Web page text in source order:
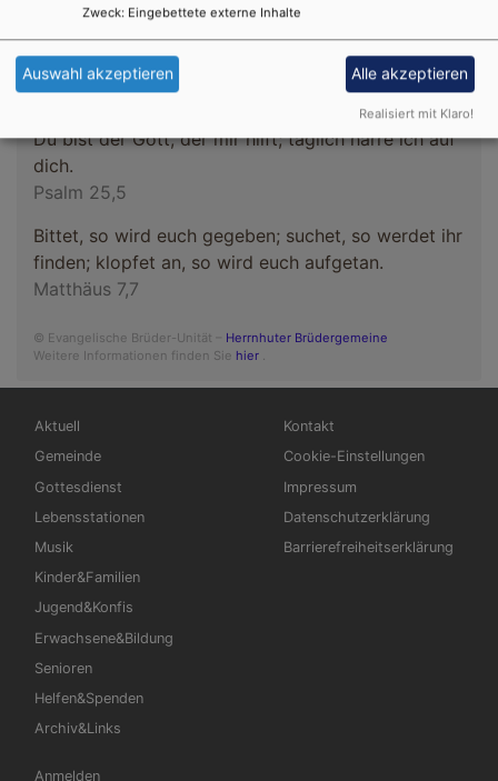
Tageslosung
Du bist der Gott, der mir hilft; täglich harre ich auf
dich.
Psalm 25,5
Bittet, so wird euch gegeben; suchet, so werdet ihr
finden; klopfet an, so wird euch aufgetan.
Matthäus 7,7
© Evangelische Brüder-Unität – Herrnhuter Brüdergemeine
Weitere Informationen finden Sie hier .
Hauptnavigation
Aktuell
Gemeinde
Gottesdienst
Lebensstationen
Musik
Kinder&Familien
Jugend&Konfis
Erwachsene&Bildung
Senioren
Helfen&Spenden
Archiv&Links
Fußbereichsmenü
Kontakt
Cookie-Einstellungen
Impressum
Datenschutzerklärung
Barrierefreiheitserklärung
Benutzermenü
Anmelden
Zweck: Eingebettete externe Inhalte
Auswahl akzeptieren Alle akzeptieren
Realisiert mit Klaro!